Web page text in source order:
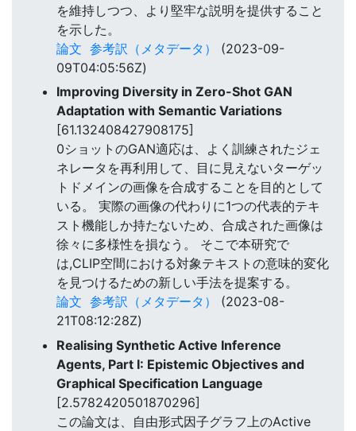
を維持しつつ、より堅牢な説明を提供すること
を示した。
論文 参考訳（メタデータ）
(2023-09-
09T04:05:56Z)
Improving Diversity in Zero-Shot GAN
Adaptation with Semantic Variations
[61.132408427908175]
0ショットのGAN適応は、よく訓練されたジェ
ネレータを再利用して、目に見えないターゲッ
トドメインの画像を合成することを目的として
いる。 実際の画像の代わりに1つの代表的テキ
スト機能しか持たないため、合成された画像は
徐々に多様性を損なう。 そこで本研究で
は,CLIP空間における対象テキストの意味的変化
を見つけるための新しい手法を提案する。
論文 参考訳（メタデータ）
(2023-08-
21T08:12:28Z)
Realising Synthetic Active Inference
Agents, Part I: Epistemic Objectives and
Graphical Specification Language
[2.5782420501870296]
この論文は、自由形式因子グラフ上のActive